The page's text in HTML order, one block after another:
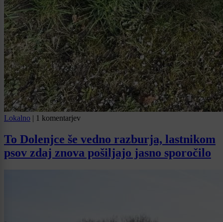
Lokalno | 1 komentarjev
To Dolenjce še vedno razburja, lastnikom
psov zdaj znova pošiljajo jasno sporočilo